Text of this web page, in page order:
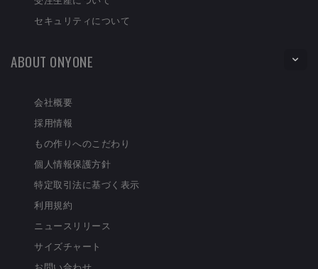
セキュリティについて
ABOUT ONYONE
会社概要
採用情報
もの作りへのこだわり
個人情報保護方針
特定取引法に基づく表示
利用規約
ニュースリリース
サイズチャート
お問い合わせ